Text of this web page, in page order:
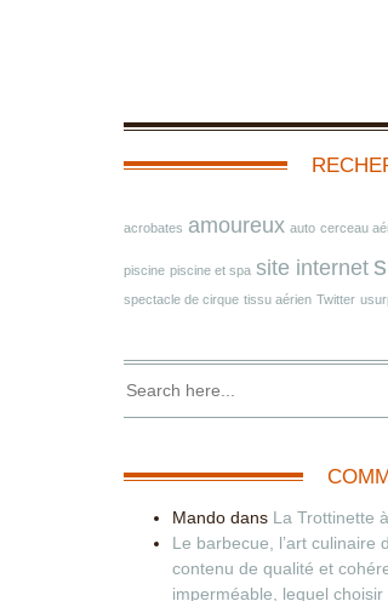
acrobates amoureux auto cerceau
piscine piscine et spa site internet
spectacle de cirque tissu aérien Twitter
Mando dans La Trottinette
Le barbecue, l’art culinaire
contenu de qualité et
imperméable, lequel choisir